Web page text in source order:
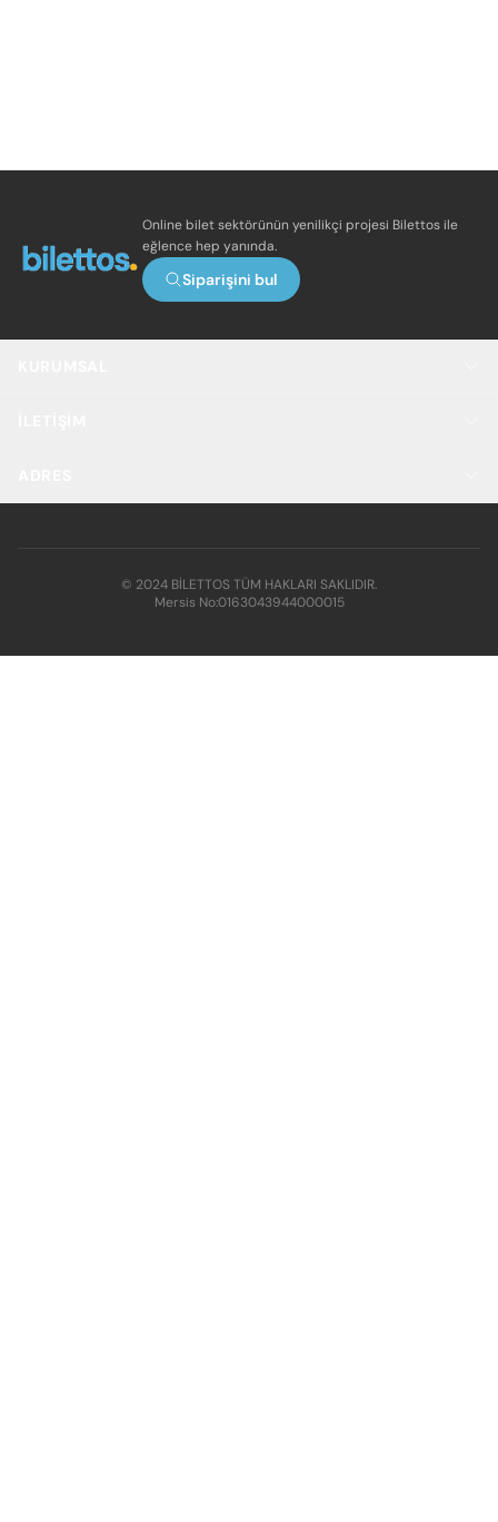
Online bilet sektörünün yenilikçi projesi Bilettos ile
eğlence hep yanında.
Siparişini bul
© 2024 BİLETTOS TÜM HAKLARI SAKLIDIR.
Mersis No:0163043944000015